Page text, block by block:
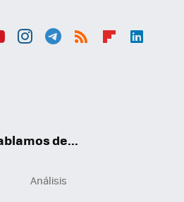
de...
Análisis